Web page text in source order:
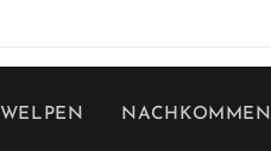
WELPEN NACHKOMMEN